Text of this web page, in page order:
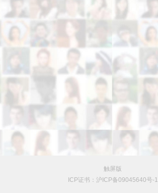
触屏版
ICP证书：沪ICP备09045640号-1